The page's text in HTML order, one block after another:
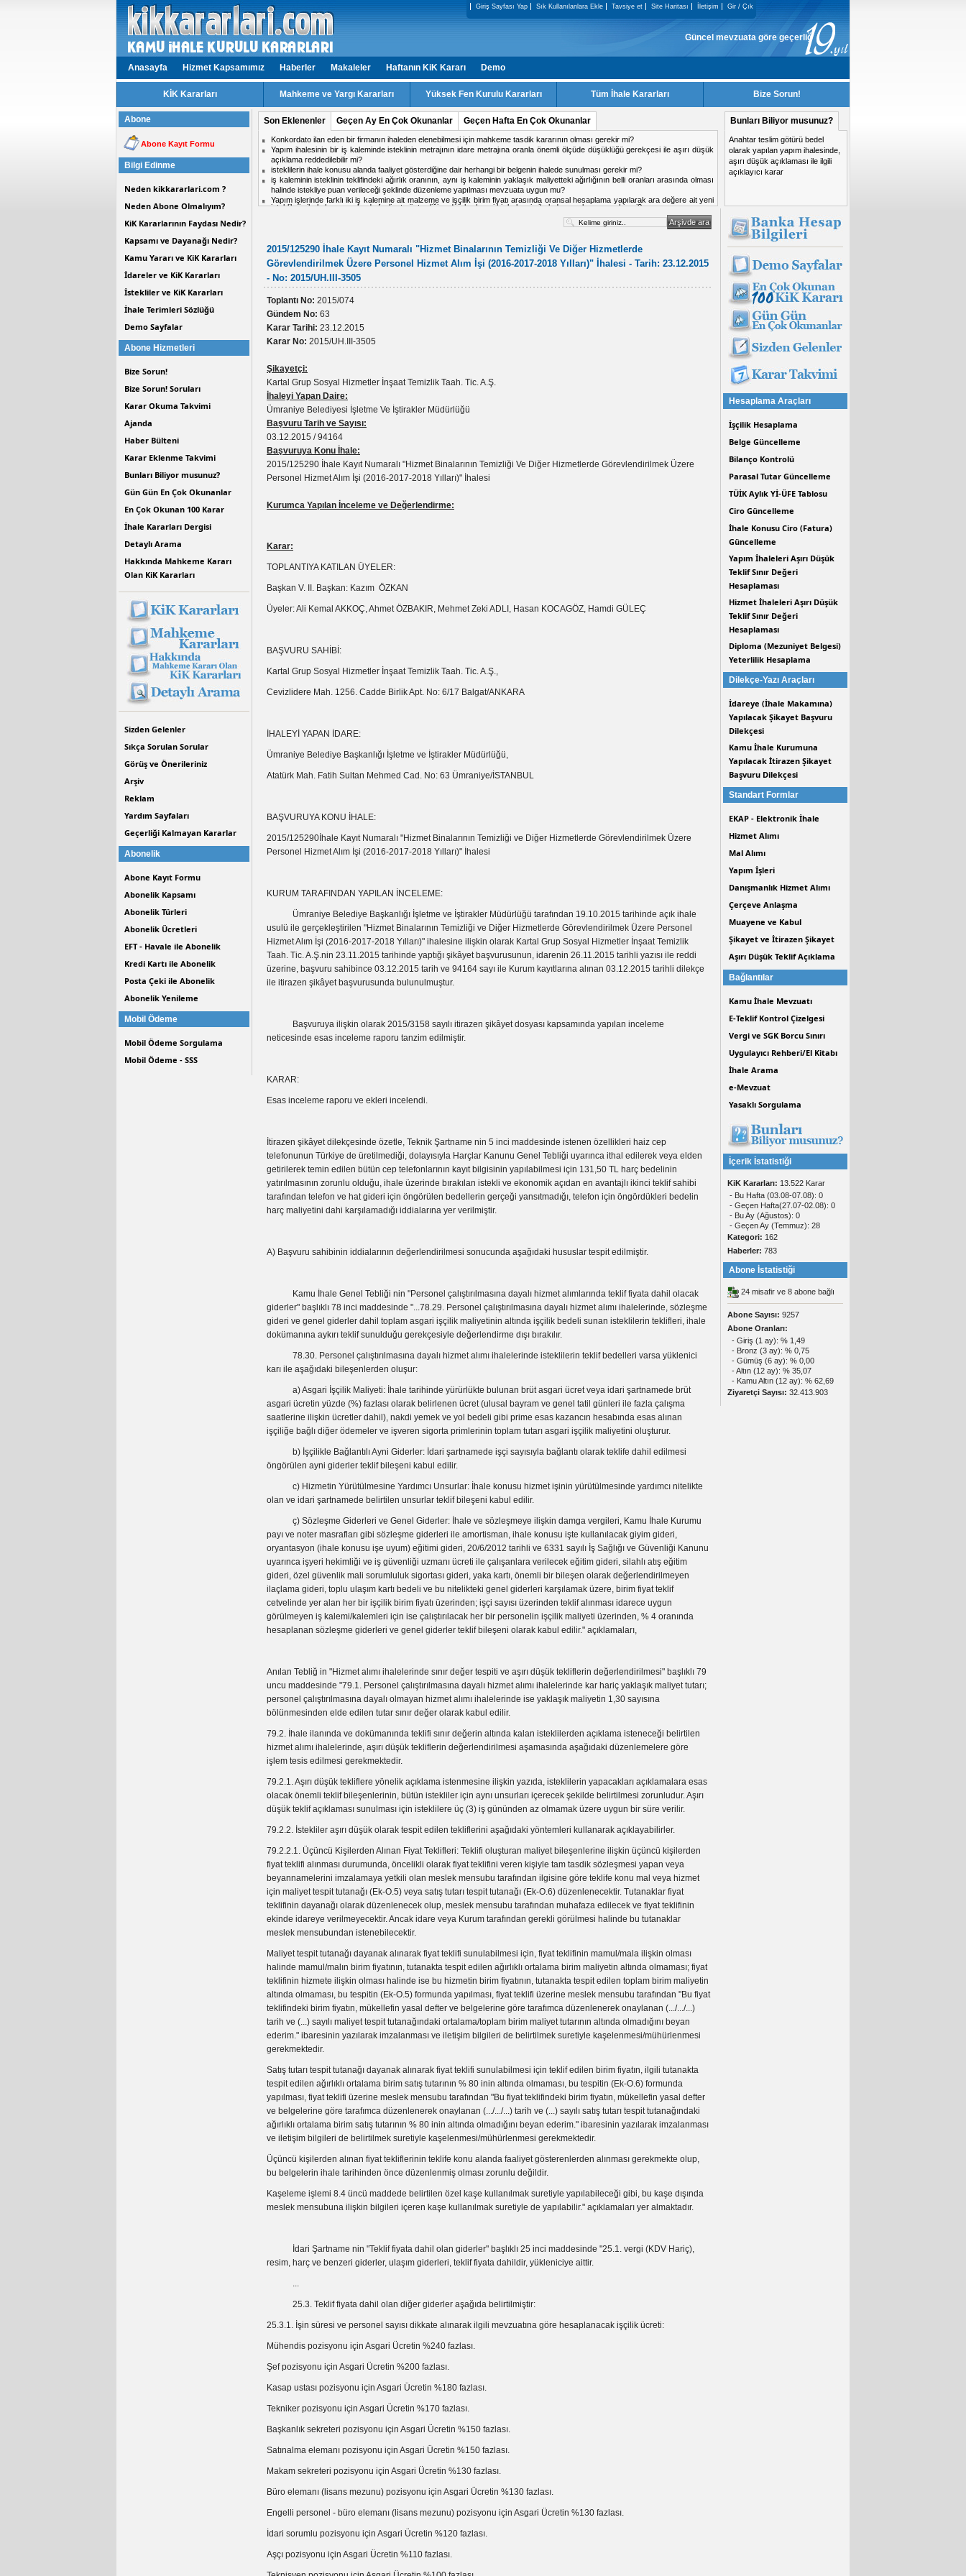
Giriş Sayfası Yap Sık Kullanılanlara Ekle Tavsiye et Site Haritası İletişim Gir / Çık
Güncel mevzuata göre geçerliği kalmayan KiK Kararları, sitemizden
Anasayfa Hizmet Kapsamımız Haberler Makaleler Haftanın KiK Kararı Demo
KİK Kararları Mahkeme ve Yargı Kararları Yüksek Fen Kurulu Kararları Tüm İhale Kararları Bize Sorun!
Abone
Abone Kayıt Formu
Bilgi Edinme
Neden kikkararlari.com ?
Neden Abone Olmalıyım?
KiK Kararlarının Faydası Nedir?
Kapsamı ve Dayanağı Nedir?
Kamu Yararı ve KiK Kararları
İdareler ve KiK Kararları
İstekliler ve KiK Kararları
İhale Terimleri Sözlüğü
Demo Sayfalar
Abone Hizmetleri
Bize Sorun!
Bize Sorun! Soruları
Karar Okuma Takvimi
Ajanda
Haber Bülteni
Karar Eklenme Takvimi
Bunları Biliyor musunuz?
Gün Gün En Çok Okunanlar
En Çok Okunan 100 Karar
İhale Kararları Dergisi
Detaylı Arama
Hakkında Mahkeme Kararı
Olan KiK Kararları
Sizden Gelenler
Sıkça Sorulan Sorular
Görüş ve Önerileriniz
Arşiv
Reklam
Yardım Sayfaları
Geçerliği Kalmayan Kararlar
Abonelik
Abone Kayıt Formu
Abonelik Kapsamı
Abonelik Türleri
Abonelik Ücretleri
EFT - Havale ile Abonelik
Kredi Kartı ile Abonelik
Posta Çeki ile Abonelik
Abonelik Yenileme
Mobil Ödeme
Mobil Ödeme Sorgulama
Mobil Ödeme - SSS
Son Eklenenler Geçen Ay En Çok Okunanlar Geçen Hafta En Çok Okunanlar
isteklilerin ihale konusu alanda faaliyet gösterdiğine dair herhangi bir belgenin ihalede sunulması gerekir mi?
Aynı ihalede iki firmadan birinin doküman indirmiş olduğu IP adresinden diğer firmanın da teklif vermesi yasaklanma nedeni
midir?
Hizmet işlerinde işin tamamlandığı tarih ile kabul tarihi aynı tarih olabilir mi?
ihale komisyon kararı için karşı oy kullanan üyeler gerekçesini yazması gerekir mi?
Personel taşıma ihalesinde, kesin teminat süresinin 2 yıl olarak belirlenmesi mevzuata uygun mu?
Kısmi zamanlı çalışma yapacak personel için teklif c?etvelinde ayrı satır açılabilir mi
Bunları Biliyor musunuz?
Anahtar teslim götürü bedel
olarak yapılan yapım ihalesinde,
aşırı düşük açıklaması ile ilgili
açıklayıcı karar
2015/125290 İhale Kayıt Numaralı "Hizmet Binalarının Temizliği Ve Diğer Hizmetlerde
Görevlendirilmek Üzere Personel Hizmet Alım İşi (2016-2017-2018 Yılları)" İhalesi - Tarih: 23.12.2015
- No: 2015/UH.III-3505
Toplantı No: 2015/074
Gündem No: 63
Karar Tarihi: 23.12.2015
Karar No: 2015/UH.III-3505
Şikayetçi:
Kartal Grup Sosyal Hizmetler İnşaat Temizlik Taah. Tic. A.Ş.
İhaleyi Yapan Daire:
Ümraniye Belediyesi İşletme Ve İştirakler Müdürlüğü
Başvuru Tarih ve Sayısı:
03.12.2015 / 94164
Başvuruya Konu İhale:
2015/125290 İhale Kayıt Numaralı "Hizmet Binalarının Temizliği Ve Diğer Hizmetlerde Görevlendirilmek Üzere
Personel Hizmet Alım İşi (2016-2017-2018 Yılları)" İhalesi
Kurumca Yapılan İnceleme ve Değerlendirme:
Karar:
TOPLANTIYA KATILAN ÜYELER:
Başkan V. II. Başkan: Kazım ÖZKAN
Üyeler: Ali Kemal AKKOÇ, Ahmet ÖZBAKIR, Mehmet Zeki ADLI, Hasan KOCAGÖZ, Hamdi GÜLEÇ
BAŞVURU SAHİBİ:
Kartal Grup Sosyal Hizmetler İnşaat Temizlik Taah. Tic. A.Ş.,
Cevizlidere Mah. 1256. Cadde Birlik Apt. No: 6/17 Balgat/ANKARA
İHALEYİ YAPAN İDARE:
Ümraniye Belediye Başkanlığı İşletme ve İştirakler Müdürlüğü,
Atatürk Mah. Fatih Sultan Mehmed Cad. No: 63 Ümraniye/İSTANBUL
BAŞVURUYA KONU İHALE:
2015/125290İhale Kayıt Numaralı "Hizmet Binalarının Temizliği ve Diğer Hizmetlerde Görevlendirilmek Üzere
Personel Hizmet Alım İşi (2016-2017-2018 Yılları)" İhalesi
KURUM TARAFINDAN YAPILAN İNCELEME:
Ümraniye Belediye Başkanlığı İşletme ve İştirakler Müdürlüğü tarafından 19.10.2015 tarihinde açık ihale
usulü ile gerçekleştirilen "Hizmet Binalarının Temizliği ve Diğer Hizmetlerde Görevlendirilmek Üzere Personel
Hizmet Alım İşi (2016-2017-2018 Yılları)" ihalesine ilişkin olarak Kartal Grup Sosyal Hizmetler İnşaat Temizlik
Taah. Tic. A.Ş.nin 23.11.2015 tarihinde yaptığı şikâyet başvurusunun, idarenin 26.11.2015 tarihli yazısı ile reddi
üzerine, başvuru sahibince 03.12.2015 tarih ve 94164 sayı ile Kurum kayıtlarına alınan 03.12.2015 tarihli dilekçe
ile itirazen şikâyet başvurusunda bulunulmuştur.
Başvuruya ilişkin olarak 2015/3158 sayılı itirazen şikâyet dosyası kapsamında yapılan inceleme
neticesinde esas inceleme raporu tanzim edilmiştir.
KARAR:
Esas inceleme raporu ve ekleri incelendi.
İtirazen şikâyet dilekçesinde özetle, Teknik Şartname nin 5 inci maddesinde istenen özellikleri haiz cep
telefonunun Türkiye de üretilmediği, dolayısıyla Harçlar Kanunu Genel Tebliği uyarınca ithal edilerek veya elden
getirilerek temin edilen bütün cep telefonlarının kayıt bilgisinin yapılabilmesi için 131,50 TL harç bedelinin
yatırılmasının zorunlu olduğu, ihale üzerinde bırakılan istekli ve ekonomik açıdan en avantajlı ikinci teklif sahibi
tarafından telefon ve hat gideri için öngörülen bedellerin gerçeği yansıtmadığı, telefon için öngördükleri bedelin
harç maliyetini dahi karşılamadığı iddialarına yer verilmiştir.
A) Başvuru sahibinin iddialarının değerlendirilmesi sonucunda aşağıdaki hususlar tespit edilmiştir.
Kamu İhale Genel Tebliği nin "Personel çalıştırılmasına dayalı hizmet alımlarında teklif fiyata dahil olacak
giderler" başlıklı 78 inci maddesinde "...78.29. Personel çalıştırılmasına dayalı hizmet alımı ihalelerinde, sözleşme
gideri ve genel giderler dahil toplam asgari işçilik maliyetinin altında işçilik bedeli sunan isteklilerin teklifleri, ihale
dokümanına aykırı teklif sunulduğu gerekçesiyle değerlendirme dışı bırakılır.
78.30. Personel çalıştırılmasına dayalı hizmet alımı ihalelerinde isteklilerin teklif bedelleri varsa yüklenici
karı ile aşağıdaki bileşenlerden oluşur:
a) Asgari İşçilik Maliyeti: İhale tarihinde yürürlükte bulunan brüt asgari ücret veya idari şartnamede brüt
asgari ücretin yüzde (%) fazlası olarak belirlenen ücret (ulusal bayram ve genel tatil günleri ile fazla çalışma
saatlerine ilişkin ücretler dahil), nakdi yemek ve yol bedeli gibi prime esas kazancın hesabında esas alınan
işçiliğe bağlı diğer ödemeler ve işveren sigorta primlerinin toplam tutarı asgari işçilik maliyetini oluşturur.
b) İşçilikle Bağlantılı Ayni Giderler: İdari şartnamede işçi sayısıyla bağlantı olarak teklife dahil edilmesi
öngörülen ayni giderler teklif bileşeni kabul edilir.
c) Hizmetin Yürütülmesine Yardımcı Unsurlar: İhale konusu hizmet işinin yürütülmesinde yardımcı nitelikte
olan ve idari şartnamede belirtilen unsurlar teklif bileşeni kabul edilir.
ç) Sözleşme Giderleri ve Genel Giderler: İhale ve sözleşmeye ilişkin damga vergileri, Kamu İhale Kurumu
payı ve noter masrafları gibi sözleşme giderleri ile amortisman, ihale konusu işte kullanılacak giyim gideri,
oryantasyon (ihale konusu işe uyum) eğitimi gideri, 20/6/2012 tarihli ve 6331 sayılı İş Sağlığı ve Güvenliği Kanunu
uyarınca işyeri hekimliği ve iş güvenliği uzmanı ücreti ile çalışanlara verilecek eğitim gideri, silahlı atış eğitim
gideri, özel güvenlik mali sorumluluk sigortası gideri, yaka kartı, önemli bir bileşen olarak değerlendirilmeyen
ilaçlama gideri, toplu ulaşım kartı bedeli ve bu nitelikteki genel giderleri karşılamak üzere, birim fiyat teklif
cetvelinde yer alan her bir işçilik birim fiyatı üzerinden; işçi sayısı üzerinden teklif alınması idarece uygun
görülmeyen iş kalemi/kalemleri için ise çalıştırılacak her bir personelin işçilik maliyeti üzerinden, % 4 oranında
hesaplanan sözleşme giderleri ve genel giderler teklif bileşeni olarak kabul edilir." açıklamaları,
Anılan Tebliğ in "Hizmet alımı ihalelerinde sınır değer tespiti ve aşırı düşük tekliflerin değerlendirilmesi" başlıklı 79
uncu maddesinde "79.1. Personel çalıştırılmasına dayalı hizmet alımı ihalelerinde kar hariç yaklaşık maliyet tutarı;
personel çalıştırılmasına dayalı olmayan hizmet alımı ihalelerinde ise yaklaşık maliyetin 1,30 sayısına
bölünmesinden elde edilen tutar sınır değer olarak kabul edilir.
79.2. İhale ilanında ve dokümanında teklifi sınır değerin altında kalan isteklilerden açıklama isteneceği belirtilen
hizmet alımı ihalelerinde, aşırı düşük tekliflerin değerlendirilmesi aşamasında aşağıdaki düzenlemelere göre
işlem tesis edilmesi gerekmektedir.
79.2.1. Aşırı düşük tekliflere yönelik açıklama istenmesine ilişkin yazıda, isteklilerin yapacakları açıklamalara esas
olacak önemli teklif bileşenlerinin, bütün istekliler için aynı unsurları içerecek şekilde belirtilmesi zorunludur. Aşırı
düşük teklif açıklaması sunulması için isteklilere üç (3) iş gününden az olmamak üzere uygun bir süre verilir.
79.2.2. İstekliler aşırı düşük olarak tespit edilen tekliflerini aşağıdaki yöntemleri kullanarak açıklayabilirler.
79.2.2.1. Üçüncü Kişilerden Alınan Fiyat Teklifleri: Teklifi oluşturan maliyet bileşenlerine ilişkin üçüncü kişilerden
fiyat teklifi alınması durumunda, öncelikli olarak fiyat teklifini veren kişiyle tam tasdik sözleşmesi yapan veya
beyannamelerini imzalamaya yetkili olan meslek mensubu tarafından ilgisine göre teklife konu mal veya hizmet
için maliyet tespit tutanağı (Ek-O.5) veya satış tutarı tespit tutanağı (Ek-O.6) düzenlenecektir. Tutanaklar fiyat
teklifinin dayanağı olarak düzenlenecek olup, meslek mensubu tarafından muhafaza edilecek ve fiyat teklifinin
ekinde idareye verilmeyecektir. Ancak idare veya Kurum tarafından gerekli görülmesi halinde bu tutanaklar
meslek mensubundan istenebilecektir.
Maliyet tespit tutanağı dayanak alınarak fiyat teklifi sunulabilmesi için, fiyat teklifinin mamul/mala ilişkin olması
halinde mamul/malın birim fiyatının, tutanakta tespit edilen ağırlıklı ortalama birim maliyetin altında olmaması; fiyat
teklifinin hizmete ilişkin olması halinde ise bu hizmetin birim fiyatının, tutanakta tespit edilen toplam birim maliyetin
altında olmaması, bu tespitin (Ek-O.5) formunda yapılması, fiyat teklifi üzerine meslek mensubu tarafından "Bu fiyat
teklifindeki birim fiyatın, mükellefin yasal defter ve belgelerine göre tarafımca düzenlenerek onaylanan (.../.../...)
tarih ve (...) sayılı maliyet tespit tutanağındaki ortalama/toplam birim maliyet tutarının altında olmadığını beyan
ederim." ibaresinin yazılarak imzalanması ve iletişim bilgileri de belirtilmek suretiyle kaşelenmesi/mühürlenmesi
gerekmektedir.
Satış tutarı tespit tutanağı dayanak alınarak fiyat teklifi sunulabilmesi için teklif edilen birim fiyatın, ilgili tutanakta
tespit edilen ağırlıklı ortalama birim satış tutarının % 80 inin altında olmaması, bu tespitin (Ek-O.6) formunda
yapılması, fiyat teklifi üzerine meslek mensubu tarafından "Bu fiyat teklifindeki birim fiyatın, mükellefin yasal defter
ve belgelerine göre tarafımca düzenlenerek onaylanan (.../.../...) tarih ve (...) sayılı satış tutarı tespit tutanağındaki
ağırlıklı ortalama birim satış tutarının % 80 inin altında olmadığını beyan ederim." ibaresinin yazılarak imzalanması
ve iletişim bilgileri de belirtilmek suretiyle kaşelenmesi/mühürlenmesi gerekmektedir.
Üçüncü kişilerden alınan fiyat tekliflerinin teklife konu alanda faaliyet gösterenlerden alınması gerekmekte olup,
bu belgelerin ihale tarihinden önce düzenlenmiş olması zorunlu değildir.
Kaşeleme işlemi 8.4 üncü maddede belirtilen özel kaşe kullanılmak suretiyle yapılabileceği gibi, bu kaşe dışında
meslek mensubuna ilişkin bilgileri içeren kaşe kullanılmak suretiyle de yapılabilir." açıklamaları yer almaktadır.
İdari Şartname nin "Teklif fiyata dahil olan giderler" başlıklı 25 inci maddesinde "25.1. vergi (KDV Hariç),
resim, harç ve benzeri giderler, ulaşım giderleri, teklif fiyata dahildir, yükleniciye aittir.
...
25.3. Teklif fiyata dahil olan diğer giderler aşağıda belirtilmiştir:
25.3.1. İşin süresi ve personel sayısı dikkate alınarak ilgili mevzuatına göre hesaplanacak işçilik ücreti:
Mühendis pozisyonu için Asgari Ücretin %240 fazlası.
Şef pozisyonu için Asgari Ücretin %200 fazlası.
Kasap ustası pozisyonu için Asgari Ücretin %180 fazlası.
Tekniker pozisyonu için Asgari Ücretin %170 fazlası.
Başkanlık sekreteri pozisyonu için Asgari Ücretin %150 fazlası.
Satınalma elemanı pozisyonu için Asgari Ücretin %150 fazlası.
Makam sekreteri pozisyonu için Asgari Ücretin %130 fazlası.
Büro elemanı (lisans mezunu) pozisyonu için Asgari Ücretin %130 fazlası.
Engelli personel - büro elemanı (lisans mezunu) pozisyonu için Asgari Ücretin %130 fazlası.
İdari sorumlu pozisyonu için Asgari Ücretin %120 fazlası.
Aşçı pozisyonu için Asgari Ücretin %110 fazlası.
Hesaplama Araçları
İşçilik Hesaplama
Belge Güncelleme
Bilanço Kontrolü
Parasal Tutar Güncelleme
TÜİK Aylık Yİ-ÜFE Tablosu
Ciro Güncelleme
İhale Konusu Ciro (Fatura)
Güncelleme
Yapım İhaleleri Aşırı Düşük
Teklif Sınır Değeri
Hesaplaması
Hizmet İhaleleri Aşırı Düşük
Teklif Sınır Değeri
Hesaplaması
Diploma (Mezuniyet Belgesi)
Yeterlilik Hesaplama
Dilekçe-Yazı Araçları
İdareye (İhale Makamına)
Yapılacak Şikayet Başvuru
Dilekçesi
Kamu İhale Kurumuna
Yapılacak İtirazen Şikayet
Başvuru Dilekçesi
Standart Formlar
EKAP - Elektronik İhale
Hizmet Alımı
Mal Alımı
Yapım İşleri
Danışmanlık Hizmet Alımı
Çerçeve Anlaşma
Muayene ve Kabul
Şikayet ve İtirazen Şikayet
Aşırı Düşük Teklif Açıklama
Bağlantılar
Kamu İhale Mevzuatı
E-Teklif Kontrol Çizelgesi
Vergi ve SGK Borcu Sınırı
Uygulayıcı Rehberi/El Kitabı
İhale Arama
e-Mevzuat
Yasaklı Sorgulama
İçerik İstatistiği
KiK Kararları: 13.522 Karar
- Bu Hafta (03.08-07.08): 0
- Geçen Hafta(27.07-02.08): 0
- Bu Ay (Ağustos): 0
- Geçen Ay (Temmuz): 28
Kategori: 162
Haberler: 783
Abone İstatistiği
24 misafir ve 8 abone bağlı
Abone Sayısı: 9257
Abone Oranları:
- Giriş (1 ay): % 1,49
- Bronz (3 ay): % 0,75
- Gümüş (6 ay): % 0,00
- Altın (12 ay): % 35,07
- Kamu Altın (12 ay): % 62,69
Ziyaretçi Sayısı: 32.413.903